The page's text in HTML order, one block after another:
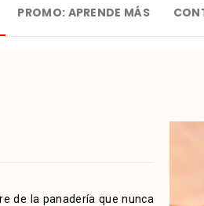
PROMO: APRENDE MÁS
de la panadería que nunca